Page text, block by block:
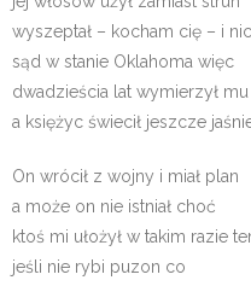
wyszeptał – kocham cię – i
sąd w stanie Oklahoma więc
dwadzieścia lat wymierzył mu
a księżyc świecił jeszcze
On wrócił z wojny i miał plan
a może on nie istniał choć
ktoś mi ułożył w takim razie
jeśli nie rybi puzon co